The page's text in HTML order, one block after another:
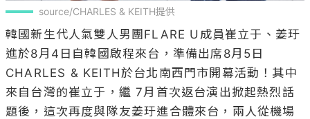
source/CHARLES & KEITH提供
韓國新生代人氣雙人男團FLARE U成員崔立于、姜玗
進於8月4日自韓國啟程來台，準備出席8月5日
CHARLES & KEITH於台北南西門市開幕活動！其中
來自台灣的崔立于，繼 7月首次返台演出掀起熱烈話
題後，這次再度與隊友姜玗進合體來台，兩人從機場